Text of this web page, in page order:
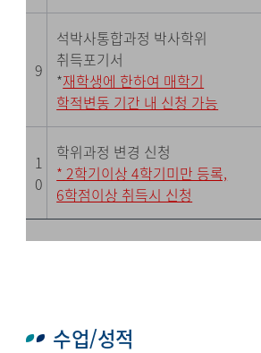
9
석박사통합과정 박사학위
취득포기서
*재학생에 한하여 매학기
학적변동 기간 내 신청 가능
1
0
학위과정 변경 신청
* 2학기이상 4학기미만 등록,
6학점이상 취득시 신청
수업/성적